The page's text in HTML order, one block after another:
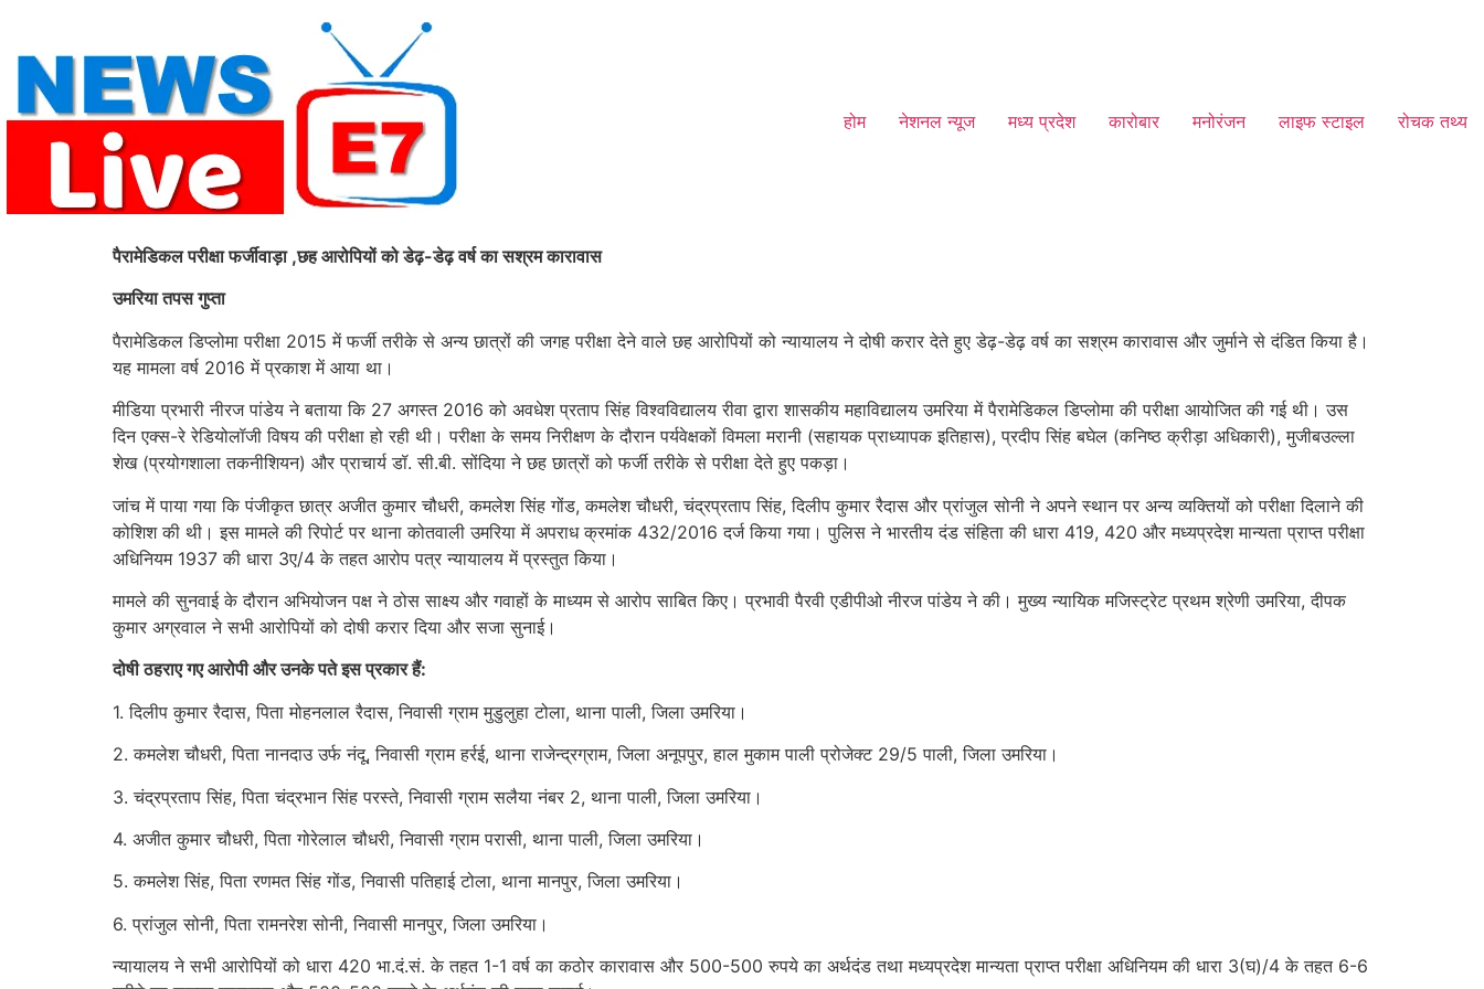
content
होम नेशनल न्यूज मध्य प्रदेश कारोबार मनोरंजन लाइफ स्टाइल रोचक तथ्य
पैरामेडिकल परीक्षा फर्जीवाड़ा ,छह आरोपियों को डेढ़-डेढ़ वर्ष का सश्रम कारावास
उमरिया तपस गुप्ता
पैरामेडिकल डिप्लोमा परीक्षा 2015 में फर्जी तरीके से अन्य छात्रों की जगह परीक्षा देने वाले छह आरोपियों को न्यायालय ने दोषी करार देते हुए डेढ़-डेढ़ वर्ष का सश्रम कारावास और जुर्माने से दंडित किया है।
यह मामला वर्ष 2016 में प्रकाश में आया था।
मीडिया प्रभारी नीरज पांडेय ने बताया कि 27 अगस्त 2016 को अवधेश प्रताप सिंह विश्वविद्यालय रीवा द्वारा शासकीय महाविद्यालय उमरिया में पैरामेडिकल डिप्लोमा की परीक्षा आयोजित की गई थी। उस
दिन एक्स-रे रेडियोलॉजी विषय की परीक्षा हो रही थी। परीक्षा के समय निरीक्षण के दौरान पर्यवेक्षकों विमला मरानी (सहायक प्राध्यापक इतिहास), प्रदीप सिंह बघेल (कनिष्ठ क्रीड़ा अधिकारी), मुजीबउल्ला
शेख (प्रयोगशाला तकनीशियन) और प्राचार्य डॉ. सी.बी. सोंदिया ने छह छात्रों को फर्जी तरीके से परीक्षा देते हुए पकड़ा।
जांच में पाया गया कि पंजीकृत छात्र अजीत कुमार चौधरी, कमलेश सिंह गोंड, कमलेश चौधरी, चंद्रप्रताप सिंह, दिलीप कुमार रैदास और प्रांजुल सोनी ने अपने स्थान पर अन्य व्यक्तियों को परीक्षा दिलाने की
कोशिश की थी। इस मामले की रिपोर्ट पर थाना कोतवाली उमरिया में अपराध क्रमांक 432/2016 दर्ज किया गया। पुलिस ने भारतीय दंड संहिता की धारा 419, 420 और मध्यप्रदेश मान्यता प्राप्त परीक्षा
अधिनियम 1937 की धारा 3ए/4 के तहत आरोप पत्र न्यायालय में प्रस्तुत किया।
मामले की सुनवाई के दौरान अभियोजन पक्ष ने ठोस साक्ष्य और गवाहों के माध्यम से आरोप साबित किए। प्रभावी पैरवी एडीपीओ नीरज पांडेय ने की। मुख्य न्यायिक मजिस्ट्रेट प्रथम श्रेणी उमरिया, दीपक
कुमार अग्रवाल ने सभी आरोपियों को दोषी करार दिया और सजा सुनाई।
दोषी ठहराए गए आरोपी और उनके पते इस प्रकार हैं:
1. दिलीप कुमार रैदास, पिता मोहनलाल रैदास, निवासी ग्राम मुडुलुहा टोला, थाना पाली, जिला उमरिया।
2. कमलेश चौधरी, पिता नानदाउ उर्फ नंदू, निवासी ग्राम हर्रई, थाना राजेन्द्रग्राम, जिला अनूपपुर, हाल मुकाम पाली प्रोजेक्ट 29/5 पाली, जिला उमरिया।
3. चंद्रप्रताप सिंह, पिता चंद्रभान सिंह परस्ते, निवासी ग्राम सलैया नंबर 2, थाना पाली, जिला उमरिया।
4. अजीत कुमार चौधरी, पिता गोरेलाल चौधरी, निवासी ग्राम परासी, थाना पाली, जिला उमरिया।
5. कमलेश सिंह, पिता रणमत सिंह गोंड, निवासी पतिहाई टोला, थाना मानपुर, जिला उमरिया।
6. प्रांजुल सोनी, पिता रामनरेश सोनी, निवासी मानपुर, जिला उमरिया।
न्यायालय ने सभी आरोपियों को धारा 420 भा.दं.सं. के तहत 1-1 वर्ष का कठोर कारावास और 500-500 रुपये का अर्थदंड तथा मध्यप्रदेश मान्यता प्राप्त परीक्षा अधिनियम की धारा 3(घ)/4 के तहत 6-6